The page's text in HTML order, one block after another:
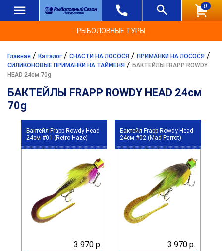
0
РЫБОЛОВНЫЕ ТУРЫ
Главная / Каталог / СНАСТИ НА ЛОСОСЯ / ПРИМАНКИ НА ЛОСОСЯ /
СИЛИКОНОВЫЕ ПРИМАНКИ НА ТАЙМЕНЯ / БАКТЕЙЛЫ FRAPP ROWDY
HEAD 24см 70g
БАКТЕЙЛЫ FRAPP ROWDY HEAD 24см
70g
Бактейл Frapp Rowdy Head
24см #01 (Retro Haze)
3 970 р.
Бактейл Frapp Rowdy Head
24см #02 (Mad Parrot)
3 970 р.